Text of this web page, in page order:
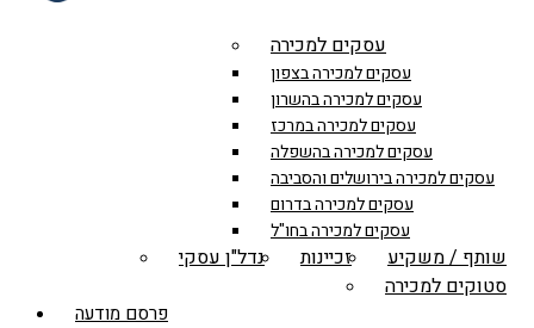
עסקים למכירה
עסקים למכירה בצפון
עסקים למכירה בהשרון
עסקים למכירה במרכז
עסקים למכירה בהשפלה
עסקים למכירה בירושלים והסביבה
עסקים למכירה בדרום
עסקים למכירה בחו"ל
שותף / משקיע זכיינות
נדל"ן עסקי
סטוקים למכירה
פרסם מודעה